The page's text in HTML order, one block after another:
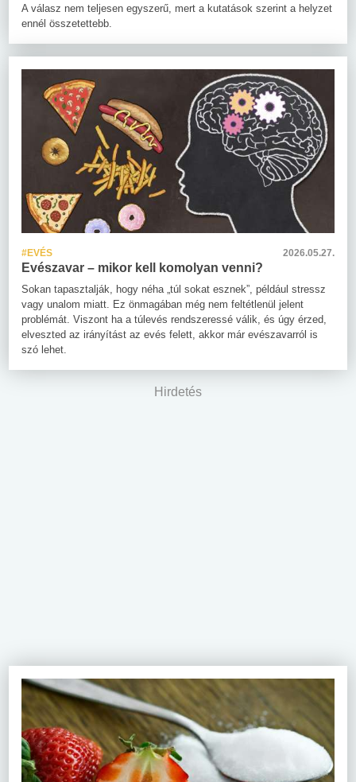
A válasz nem teljesen egyszerű, mert a kutatások szerint a helyzet
ennél összetettebb.
#EVÉS 2026.05.27.
Evészavar – mikor kell komolyan venni?
Sokan tapasztalják, hogy néha „túl sokat esznek”, például stressz
vagy unalom miatt. Ez önmagában még nem feltétlenül jelent
problémát. Viszont ha a túlevés rendszeressé válik, és úgy érzed,
elveszted az irányítást az evés felett, akkor már evészavarról is
szó lehet.
Hirdetés